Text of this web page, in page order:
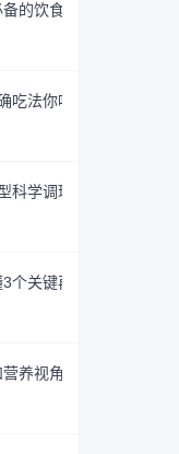
的饮食+药物+生活方式
吃法你吃对了吗？
科学调理少走弯路
个关键再喝
养视角详解